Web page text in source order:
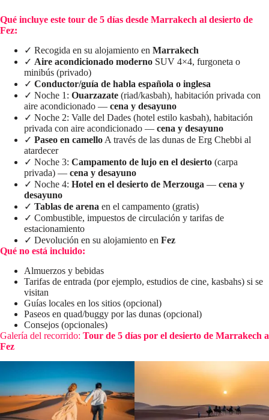
Qué incluye este tour de 5 días desde Marrakech al desierto de
Fez:
✓ Recogida en su alojamiento en Marrakech
✓ Aire acondicionado moderno SUV 4×4, furgoneta o
minibús (privado)
✓ Conductor/guía de habla española o inglesa
✓ Noche 1: Ouarzazate (riad/kasbah), habitación privada con
aire acondicionado — cena y desayuno
✓ Noche 2: Valle del Dades (hotel estilo kasbah), habitación
privada con aire acondicionado — cena y desayuno
✓ Paseo en camello A través de las dunas de Erg Chebbi al
atardecer
✓ Noche 3: Campamento de lujo en el desierto (carpa
privada) — cena y desayuno
✓ Noche 4: Hotel en el desierto de Merzouga — cena y
desayuno
✓ Tablas de arena en el campamento (gratis)
✓ Combustible, impuestos de circulación y tarifas de
estacionamiento
✓ Devolución en su alojamiento en Fez
Qué no está incluido:
Almuerzos y bebidas
Tarifas de entrada (por ejemplo, estudios de cine, kasbahs) si se
visitan
Guías locales en los sitios (opcional)
Paseos en quad/buggy por las dunas (opcional)
Consejos (opcionales)
Galería del recorrido: Tour de 5 días por el desierto de Marrakech a
Fez